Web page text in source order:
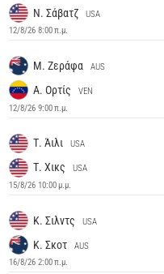
Ν. Σάβατζ
USA
12/8/26 8:00 π.μ.
Μ. Ζεράφα AUS
Α. Ορτίς
VEN
12/8/26 9:00 π.μ.
Τ. Άιλι USA
Τ. Χικς
USA
15/8/26 10:00 μ.μ.
Κ. Σιλντς USA
Κ. Σκοτ
AUS
16/8/26 2:00 π.μ.